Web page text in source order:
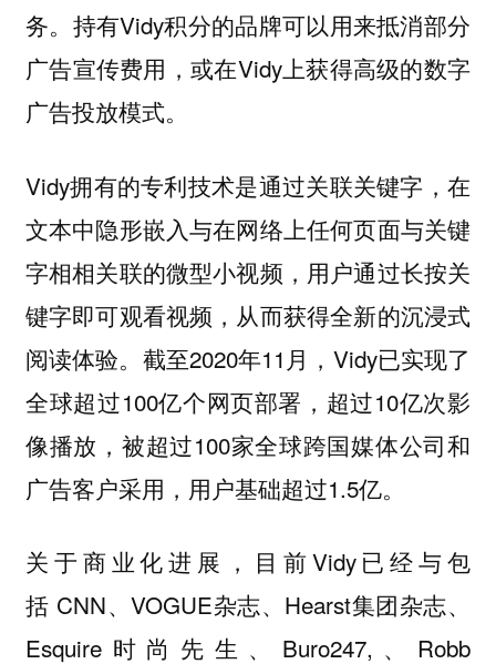
务。持有Vidy积分的品牌可以用来抵消部分
广告宣传费用，或在Vidy上获得高级的数字
广告投放模式。
Vidy拥有的专利技术是通过关联关键字，在
文本中隐形嵌入与在网络上任何页面与关键
字相相关联的微型小视频，用户通过长按关
键字即可观看视频，从而获得全新的沉浸式
阅读体验。截至2020年11月，Vidy已实现了
全球超过100亿个网页部署，超过10亿次影
像播放，被超过100家全球跨国媒体公司和
广告客户采用，用户基础超过1.5亿。
关于商业化进展，目前Vidy已经与包
括 CNN、VOGUE杂志、Hearst集团杂志、
Esquire时尚先生、Buro247,、Robb